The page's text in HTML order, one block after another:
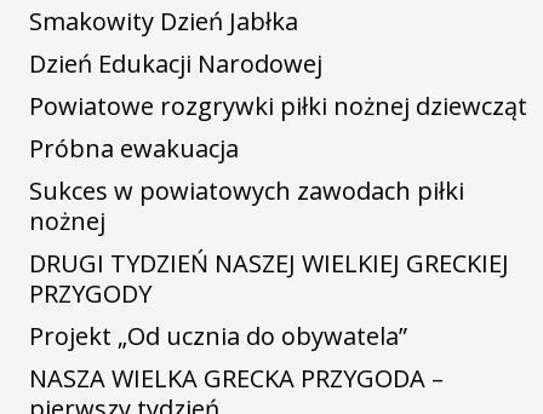
Smakowity Dzień Jabłka
Dzień Edukacji Narodowej
Powiatowe rozgrywki piłki nożnej dziewcząt
Próbna ewakuacja
Sukces w powiatowych zawodach piłki
nożnej
DRUGI TYDZIEŃ NASZEJ WIELKIEJ GRECKIEJ
PRZYGODY
Projekt „Od ucznia do obywatela”
NASZA WIELKA GRECKA PRZYGODA –